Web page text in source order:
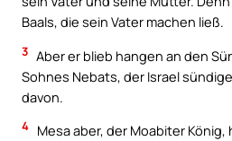
Baals, die sein Vater machen ließ.
3 Aber er blieb hangen an den
Sohnes Nebats, der Israel
davon.
4 Mesa aber, der Moabiter